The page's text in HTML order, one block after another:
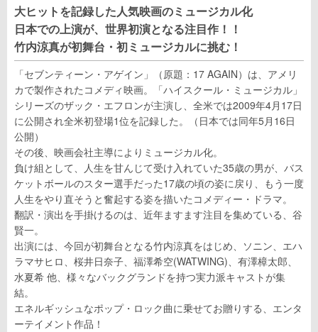
大ヒットを記録した人気映画のミュージカル化
日本での上演が、世界初演となる注目作！！
竹内涼真が初舞台・初ミュージカルに挑む！
「セブンティーン・アゲイン」（原題：17 AGAIN）は、アメリ
カで製作されたコメディ映画。「ハイスクール・ミュージカル」
シリーズのザック・エフロンが主演し、全米では2009年4月17日
に公開され全米初登場1位を記録した。（日本では同年5月16日
公開）
その後、映画会社主導によりミュージカル化。
負け組として、人生を甘んじて受け入れていた35歳の男が、バス
ケットボールのスター選手だった17歳の頃の姿に戻り、もう一度
人生をやり直そうと奮起する姿を描いたコメディー・ドラマ。
翻訳・演出を手掛けるのは、近年ますます注目を集めている、谷
賢一。
出演には、今回が初舞台となる竹内涼真をはじめ、ソニン、エハ
ラマサヒロ、桜井日奈子、福澤希空(WATWING)、有澤樟太郎、
水夏希 他、様々なバックグランドを持つ実力派キャストが集
結。
エネルギッシュなポップ・ロック曲に乗せてお贈りする、エンタ
ーテイメント作品！